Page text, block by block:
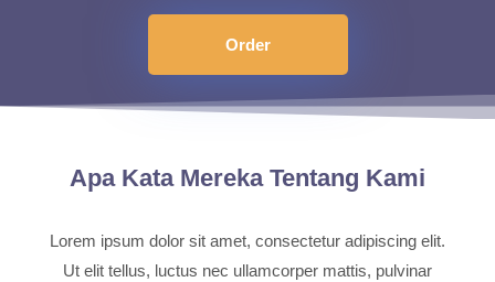
Order
Apa Kata Mereka Tentang Kami
Lorem ipsum dolor sit amet, consectetur adipiscing elit.
Ut elit tellus, luctus nec ullamcorper mattis, pulvinar